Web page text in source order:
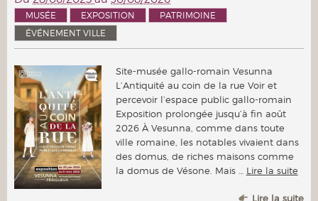
MUSÉE EXPOSITION
PATRIMOINE
ÉVÉNEMENT VILLE
Site-musée gallo-romain Vesunna
L’Antiquité au coin de la rue Voir et
percevoir l’espace public gallo-romain
Exposition prolongée jusqu’à fin août
2026 À Vesunna, comme dans toute
ville romaine, les notables vivaient dans
des domus, de riches maisons comme
la domus de Vésone. Mais … Lire la suite
Lire la suite